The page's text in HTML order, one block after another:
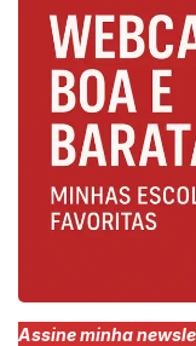
Assine minha